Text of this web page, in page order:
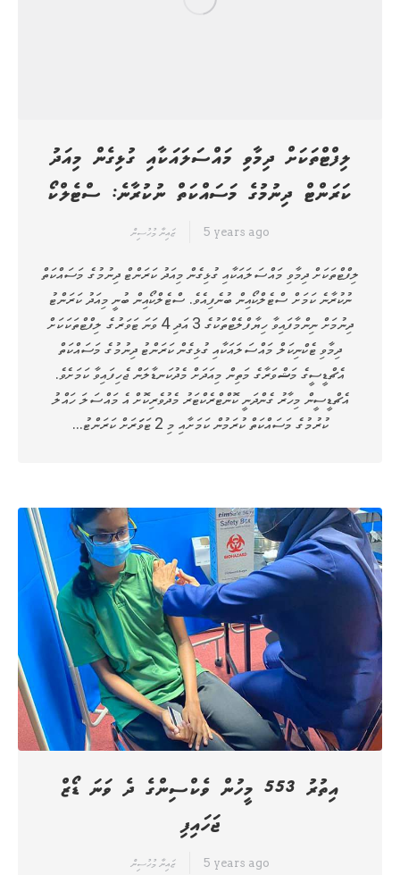
ލިފްޓްތަކަށް ދިމާވި މައްސަލައަކާއި ގުޅިގެން މިއަދު
ކަރަންޓް ދިނުމުގެ މަސައްކަތް ނުކުރާނެ: ސްޓެލްކޯ
ޒައިނާ މުހުސިން 5 years ago
ލިފްޓްތަކަށް ދިމާވި މައްސަލައަކާއި ގުޅިގެން މިއަދު ކަރަންޓް ދިނުމުގެ މަސައްކަތް
ނުކުރާނެ ކަމަށް ސްޓެލްކޯއިން ބުނެފިއެވެ. ސްޓެލްކޯއިން ބުނީ މިއަދު ކަރަންޓު
ދިނުމަށް ނިންމާފައިވާ ހިޔާފްލެޓްތަކުގެ 3 އަދި 4 ވަނަ ޓަވަރުގެ ލިފްޓްތަކަކަށް
ދިމާވި ޓެކްނިކަލް މައްސަލައަކާއި ގުޅިގެން ކަރަންޓު ދިނުމުގެ މަސައްކަތް
އެޗްޑީސީގެ މަޝްވަރާގެ މަތިން މިއަދަށް މެދުކަނޑާލަން ޖެހިފައިވާ ކަމަށެވެ.
އެޗްޑީސީން މިހާރު ގެންދަނީ ކޮންޓްރެކްޓަރު މެދުވެރިކޮށް އެ މައްސަލަ ހައްލު
ކުރުމުގެ މަސައްކަތް ކުރަމުން ކަމަށާއި މި 2 ޓަވަަރަށް ކަރަންޓު…
އިތުރު 553 މީހުން ވެކްސިންގެ ދެ ވަނަ ޑޯޒް
ޖަހައިފި
ޒައިނާ މުހުސިން 5 years ago